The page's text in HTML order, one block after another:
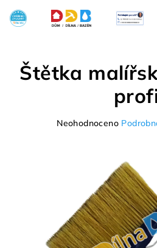
obsah
Štětka
Průměrné
hvězdiček.
Neohodnoceno